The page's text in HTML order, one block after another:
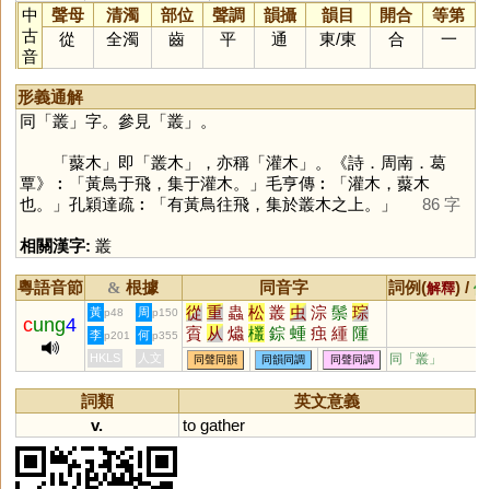
中
古
音
聲母 清濁 部位 聲調 韻攝 韻目 開合
等第
從
全濁 齒 平 通 東/東 合 一
形義通解
同「 叢」字。參見「 叢」。
「藂木」即「叢木」，亦稱「灌木」。《詩．周南．葛
覃》︰「黃鳥于飛，集于灌木。」毛亨傳︰「灌木，藂木
也。」孔穎達疏︰「有黃鳥往飛，集於叢木之上。」
86 字
相關漢字: 叢
粵語音節 & 根據 同音字 詞例(解釋) /
cung4
黃 p48 周 p150 從 重 蟲 松 叢 虫 淙 鬃 琮
賨 从 爞 欉 錝 蝩 痋 緟 隀
婃 孮 徖 潀 瑽 漎 悰 种
李 p201 何 p355
HKLS 人文 同聲同韻 同韻同調 同聲同調 同「叢 」
詞類
英文意義
v.
to gather